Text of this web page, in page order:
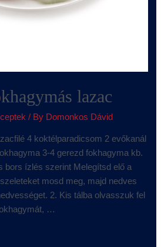
lazac
/ By Domonkos Dávid
4 koktélparadicsom 2 evőkanál
3-4 gerezd fokhagyma kb.
bors ízlés szerint Melegítsd elő a
mosd meg, majd nedves
2. Kis tálba olvasszuk fel
…